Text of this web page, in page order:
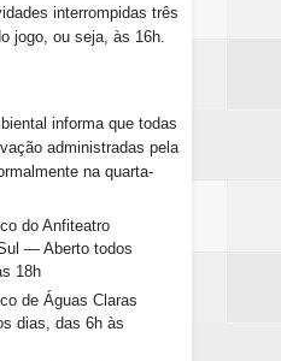
interrompidas três
jogo, ou seja, às 16h.
informa que todas
administradas pela
na quarta-
do Anfiteatro
— Aberto todos
18h
de Águas Claras
dias, das 6h às